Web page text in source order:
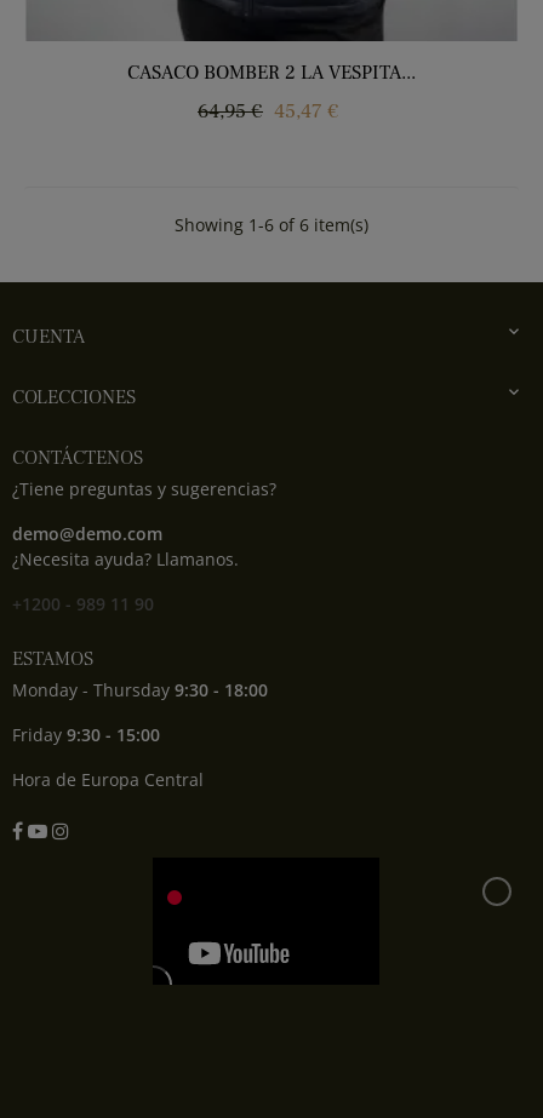
CASACO BOMBER 2 LA VESPITA...
Regular
64,95 € Price
45,47 €
Showing 1-6 of 6 item(s)
CUENTA 
COLECCIONES 
CONTÁCTENOS
¿Tiene preguntas y sugerencias?
demo@demo.com
¿Necesita ayuda? Llamanos.
+1200 - 989 11 90
ESTAMOS
Monday - Thursday 9:30 - 18:00
Friday 9:30 - 15:00
Hora de Europa Central
Facebook
YouTube